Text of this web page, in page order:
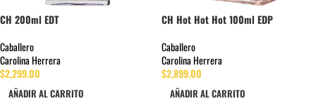
CH 200ml EDT
Caballero
Carolina Herrera
$2,299.00
AÑADIR AL CARRITO
CH Hot Hot Hot 100ml EDP
Caballero
Carolina Herrera
$2,899.00
AÑADIR AL CARRITO